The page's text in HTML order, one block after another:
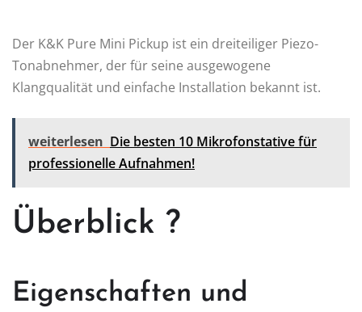
Der K&K Pure Mini Pickup ist ein dreiteiliger Piezo-
Tonabnehmer, der für seine ausgewogene
Klangqualität und einfache Installation bekannt ist.
weiterlesen Die besten 10 Mikrofonstative für
professionelle Aufnahmen!
Überblick ?
Eigenschaften und